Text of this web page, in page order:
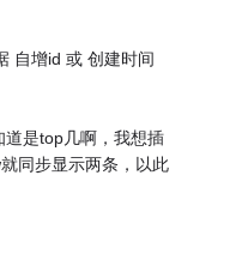
自增id 或 创建时间
是top几啊，我想插
同步显示两条，以此